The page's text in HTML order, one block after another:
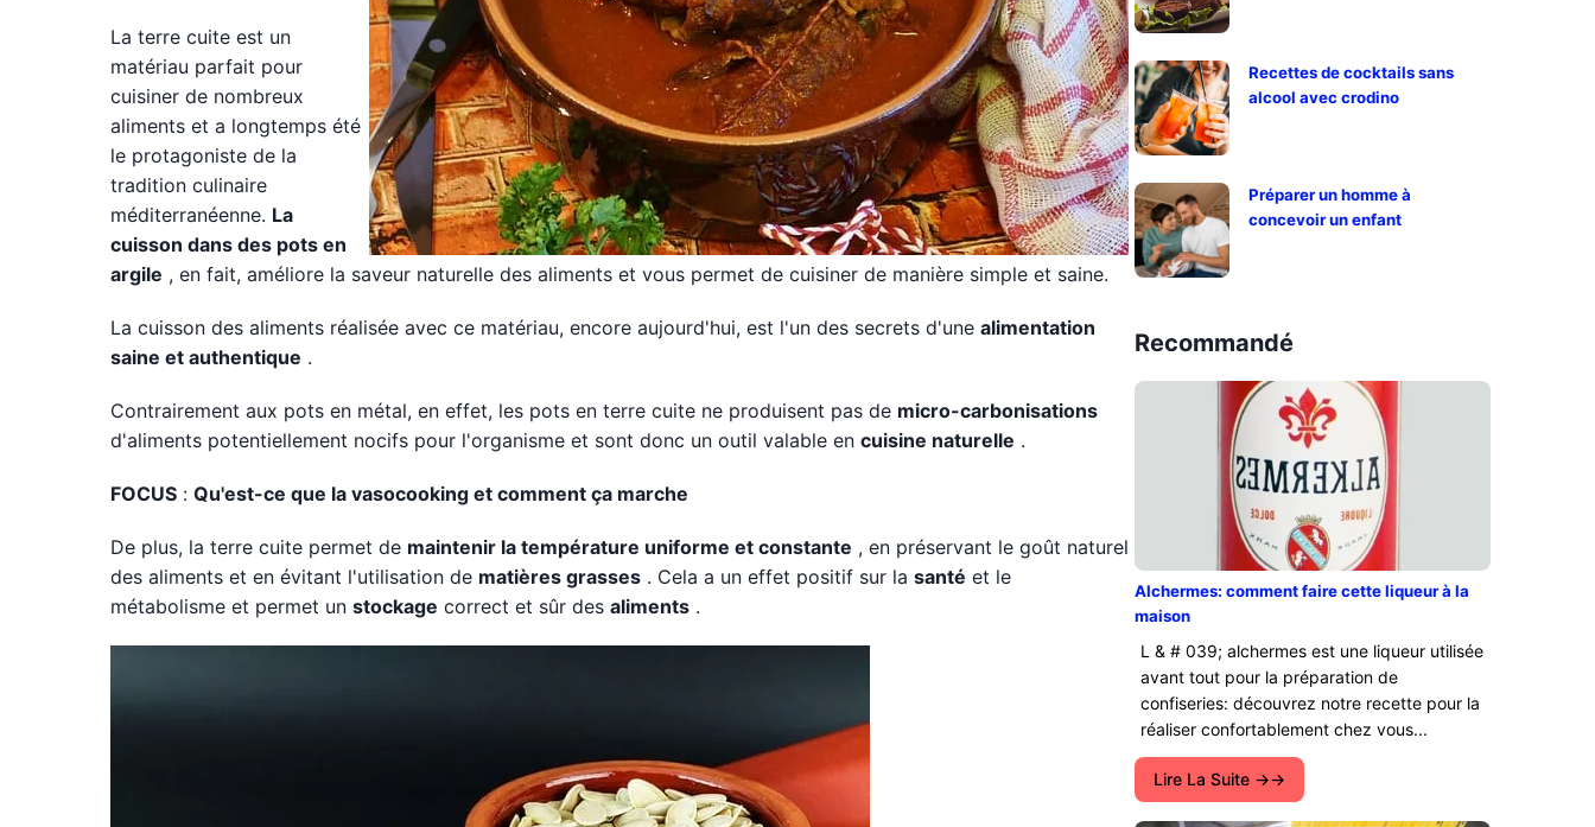
La terre cuite est un
matériau parfait pour
cuisiner de nombreux
aliments et a longtemps été
le protagoniste de la
tradition culinaire
méditerranéenne. La
cuisson dans des pots en
argile , en fait, améliore la saveur naturelle des aliments et vous permet de cuisiner de manière simple et saine.
La cuisson des aliments réalisée avec ce matériau, encore aujourd'hui, est l'un des secrets d'une alimentation
saine et authentique .
Contrairement aux pots en métal, en effet, les pots en terre cuite ne produisent pas de micro-carbonisations
d'aliments potentiellement nocifs pour l'organisme et sont donc un outil valable en cuisine naturelle .
FOCUS : Qu'est-ce que la vasocooking et comment ça marche
De plus, la terre cuite permet de maintenir la température uniforme et constante , en préservant le goût naturel
des aliments et en évitant l'utilisation de matières grasses . Cela a un effet positif sur la santé et le
métabolisme et permet un stockage correct et sûr des aliments .
Recettes de cocktails sans
alcool avec crodino
Préparer un homme à
concevoir un enfant
Recommandé
Alchermes: comment faire cette liqueur à la
maison
L & # 039; alchermes est une liqueur utilisée
avant tout pour la préparation de
confiseries: découvrez notre recette pour la
réaliser confortablement chez vous...
Lire La Suite →